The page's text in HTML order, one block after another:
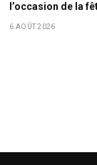
l’occasion de la
6 AOÛT 2026